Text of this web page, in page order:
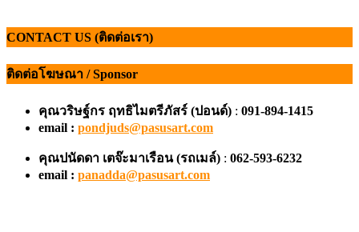
CONTACT US (ติดต่อเรา)
ติดต่อโฆษณา / Sponsor
คุณวริษฐ์กร ฤทธิไมตรีภัสร์ (ปอนด์) : 091-894-1415
email : pondjuds@pasusart.com
คุณปนัดดา เตจ๊ะมาเรือน (รถเมล์) : 062-593-6232
email : panadda@pasusart.com